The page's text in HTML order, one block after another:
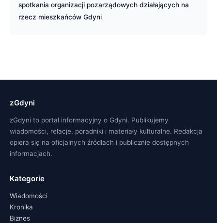
spotkania organizacji pozarządowych działających na
rzecz mieszkańców Gdyni
zGdyni
zGdyni to portal informacyjny o Gdyni. Publikujemy
wiadomości, relacje, poradniki i materiały kulturalne. Redakcja
opiera się na oficjalnych źródłach i publicznie dostępnych
informacjach.
Kategorie
Wiadomości
Kronika
Biznes